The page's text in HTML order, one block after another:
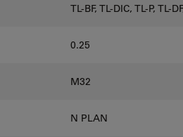
TL-BF, TL-DIC, TL-P, TL-
0.25
M32
N PLAN